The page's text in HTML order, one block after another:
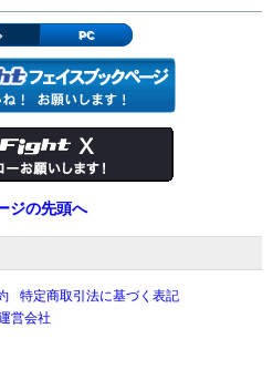
PC
ジの先頭へ
特定商取引法に基づく表記
営会社